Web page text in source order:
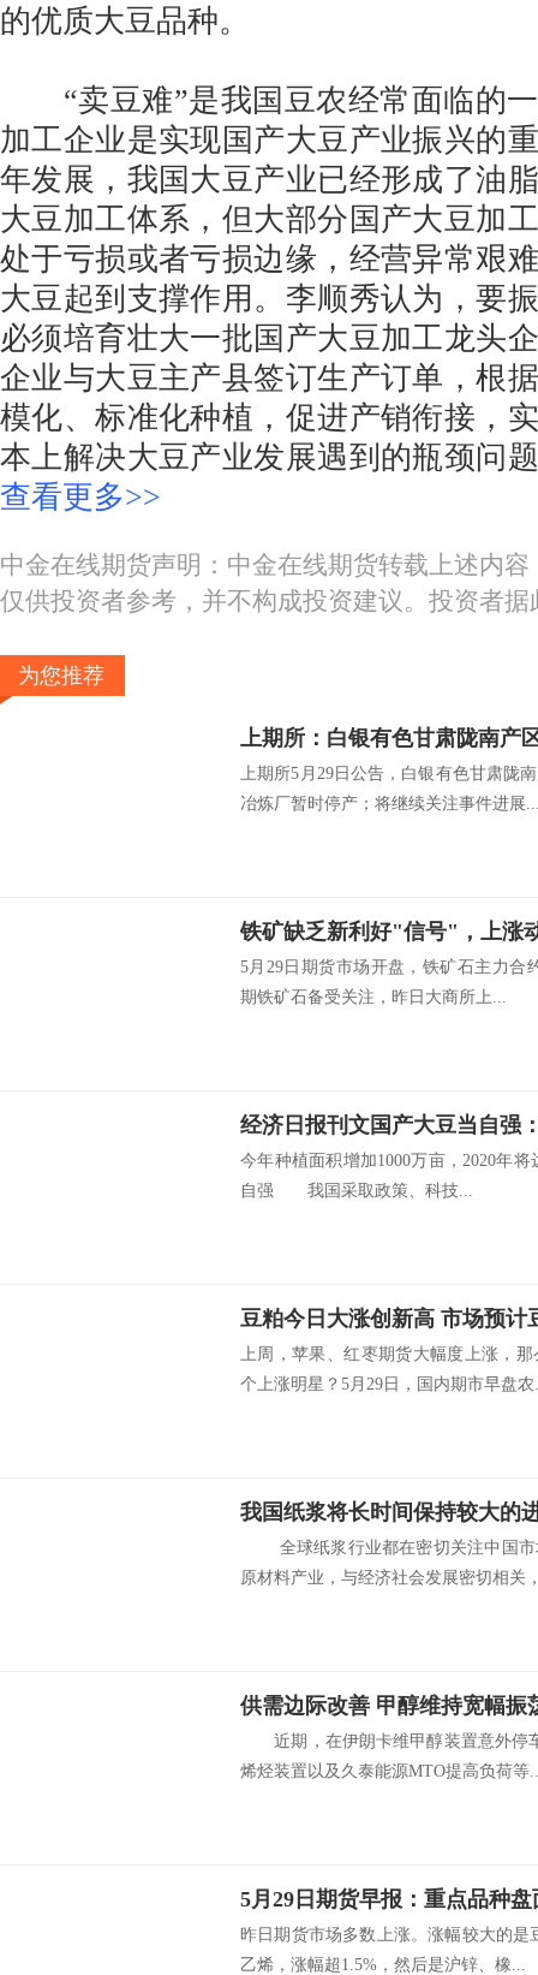
的优质大豆品种。
“卖豆难”是我国豆农经常面临的一
加工企业是实现国产大豆产业振兴的
年发展，我国大豆产业已经形成了油
大豆加工体系，但大部分国产大豆加
处于亏损或者亏损边缘，经营异常艰
大豆起到支撑作用。李顺秀认为，要
必须培育壮大一批国产大豆加工龙头
企业与大豆主产县签订生产订单，根
模化、标准化种植，促进产销衔接，
本上解决大豆产业发展遇到的瓶颈问
查看更多>>
中金在线期货声明：中金在线期货转载上述内
仅供投资者参考，并不构成投资建议。投资者
为您推荐
上期所：白银有色甘肃陇南产
上期所5月29日公告，白银有色甘肃陇
冶炼厂暂时停产；将继续关注事件进展
5月29日期货市场开盘，铁矿石主力合
期铁矿石备受关注，昨日大商所上...
经济日报刊文国产大豆当自强
今年种植面积增加1000万亩，2020
自强 我国采取政策、科技...
豆粕今日大涨创新高 市场预计
上周，苹果、红枣期货大幅度上涨，
个上涨明星？5月29日，国内期市早盘农
我国纸浆将长时间保持较大的
全球纸浆行业都在密切关注中国
原材料产业，与经济社会发展密切相关
供需边际改善 甲醇维持宽幅振
近期，在伊朗卡维甲醇装置意外停
烯烃装置以及久泰能源MTO提高负荷等
5月29日期货早报：重点品种
昨日期货市场多数上涨。涨幅较大的
乙烯，涨幅超1.5%，然后是沪锌、橡...